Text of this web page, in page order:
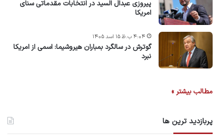
پیروزی عبدال السید در انتخابات مقدماتی سنای
امریکا
گوترش در سالگرد بمباران هیروشیما: اسمی از امریکا
نبرد
۴:۰۴ ب.ظ ۱۵ اسد ۱۴۰۵
مطالب بیشتر »
پربازدید ترین ها